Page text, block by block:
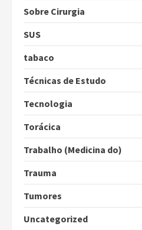
Sobre Cirurgia
SUS
tabaco
Técnicas de Estudo
Tecnologia
Torácica
Trabalho (Medicina do)
Trauma
Tumores
Uncategorized